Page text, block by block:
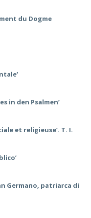
du Dogme
in den Psalmen’
et religieuse’. T. I.
Germano, patriarca di